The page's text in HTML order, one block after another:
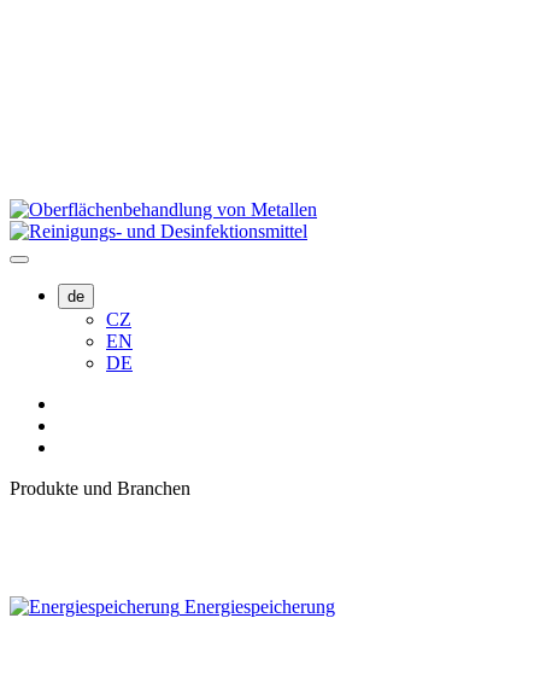
de
CZ
EN
DE
Produkte und Branchen
Energiespeicherung